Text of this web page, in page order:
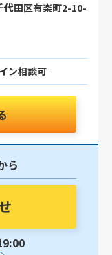
代田区有楽町2-10-
ン相談可
ら